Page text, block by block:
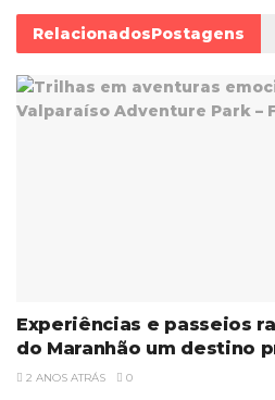
RelacionadosPostagens
Experiências e passeios
do Maranhão um destino
2 ANOS ATRÁS 0